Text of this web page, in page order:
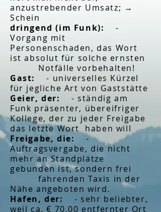
anzustrebender Umsatz; →
Schein
dringend (im Funk): -
Vorgang mit
Personenschaden, das Wort
ist absolut für solche ernsten
Notfälle vorbehalten!
Gast:- universelles Kürzel
für jegliche Art von Gaststätte
Geier, der: - ständig am
Funk präsenter, übereifriger
Kollege, der zu jeder Freigabe
das letzte Wort haben will
Freigabe, die: -
Auftragsvergabe, die nicht
mehr an Standplätze
gebunden ist, sondern frei
fahrenden Taxis in der
Nähe angeboten wird.
Hafen, der: - sehr beliebter,
weil ca. € 70,00 entfernter Ort